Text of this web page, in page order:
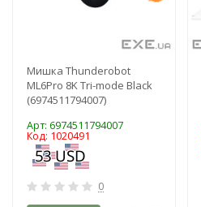
Мишка Thunderobot
ML6Pro 8K Tri-mode Black
(6974511794007)
Арт: 6974511794007
Код: 1020491
0